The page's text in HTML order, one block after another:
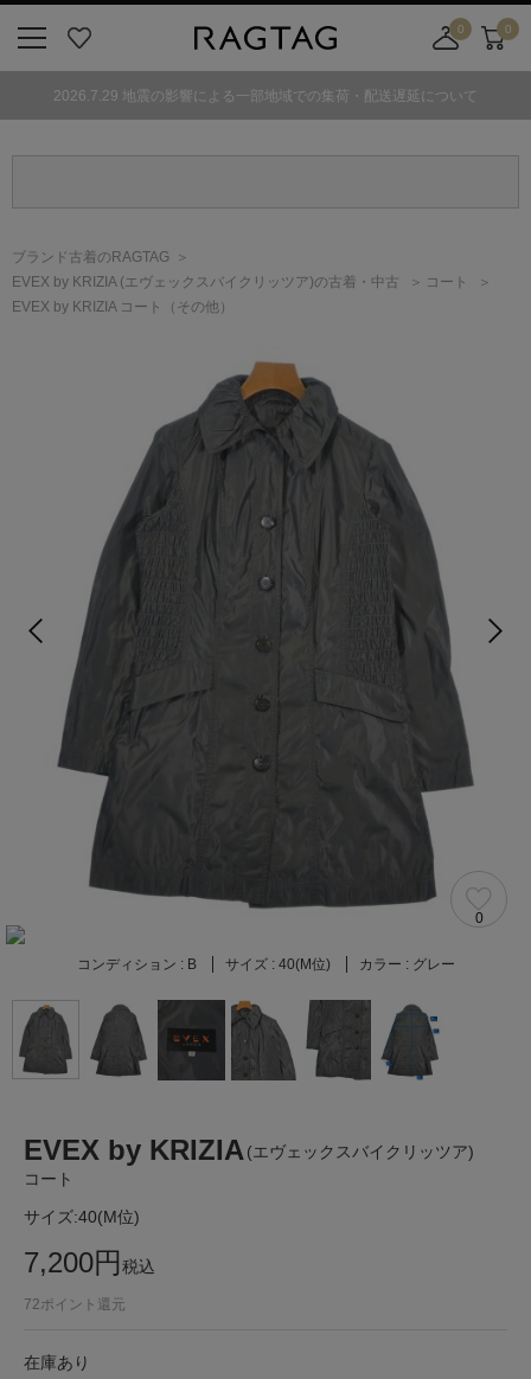
気
0
舗
カ
0
2026.7.29 地震の影響による一部地域での集荷・配送遅延について
ブランド古着のRAGTAG
EVEX by KRIZIA (エヴェックスバイクリッツア)の古着・中古
コート
EVEX by KRIZIA コート（その他）
0
コンディション : B サイズ : 40(M位) カラー : グレー
EVEX by KRIZIA (エヴェックスバイクリッツア)
コート
サイズ:40(M位)
7,200円税込
72ポイント還元
在庫あり